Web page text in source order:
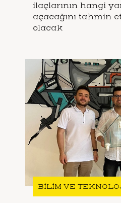
ilaçlarının hangi
açacağını tahmin
olacak
BİLİM VE